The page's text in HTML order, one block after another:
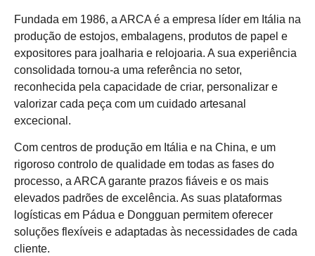
Fundada em 1986, a ARCA é a empresa líder em Itália na
produção de estojos, embalagens, produtos de papel e
expositores para joalharia e relojoaria. A sua experiência
consolidada tornou-a uma referência no setor,
reconhecida pela capacidade de criar, personalizar e
valorizar cada peça com um cuidado artesanal
excecional.
Com centros de produção em Itália e na China, e um
rigoroso controlo de qualidade em todas as fases do
processo, a ARCA garante prazos fiáveis e os mais
elevados padrões de excelência. As suas plataformas
logísticas em Pádua e Dongguan permitem oferecer
soluções flexíveis e adaptadas às necessidades de cada
cliente.